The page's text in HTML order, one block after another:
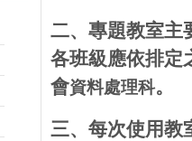
二、專題教室主
各班級應依排定
會資料處理科。
三、每次使用教